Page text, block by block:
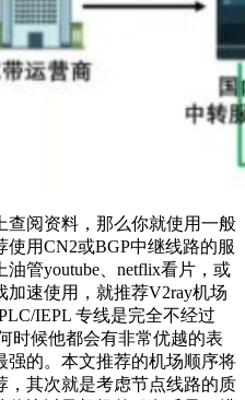
查阅资料，那么你就使用一般
用CN2或BGP中继线路的服
管youtube、netflix看片，或
速使用，就推荐V2ray机场
IEPL 专线是完全不经过
时候他都会有非常优越的表
强的。本文推荐的机场顺序将
，其次就是考虑节点线路的质